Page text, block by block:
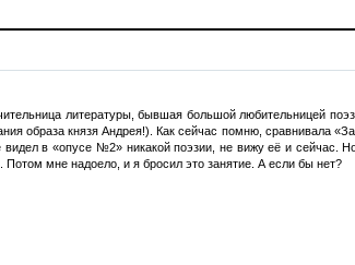
литературы, бывшая большой любительницей
образа князя Андрея!). Как сейчас помню, сравнивала
в «опусе №2» никакой поэзии, не вижу её и сейчас.
мне надоело, и я бросил это занятие. А если бы нет?